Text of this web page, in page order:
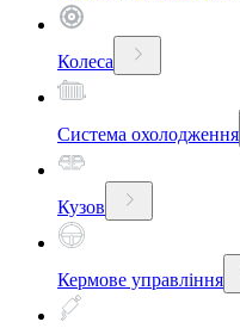
Колеса
Система охолодження
Кузов
Кермове управління